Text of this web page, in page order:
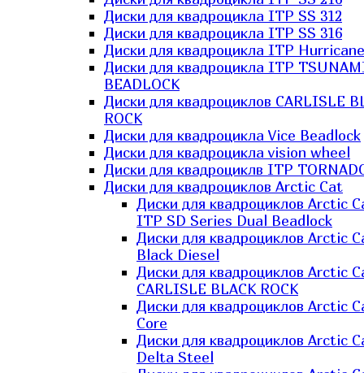
Диски для квадроцикла ITP SS 312
Диски для квадроцикла ITP SS 316
Диски для квадроцикла ITP Hurricane
Диски для квадроцикла ITP
BEADLOCK
Диски для квадроциклов CARLISLE
ROCK
Диски для квадроцикла Vice Beadlock
Диски для квадроцикла vision wheel
Диски для квадроциклв ITP
Диски для квадроциклов Arctic Cat
Диски для квадроциклов Arctic
ITP SD Series Dual Beadlock
Диски для квадроциклов Arctic
Black Diesel
Диски для квадроциклов Arctic
CARLISLE BLACK ROCK
Диски для квадроциклов Arctic
Core
Диски для квадроциклов Arctic
Delta Steel